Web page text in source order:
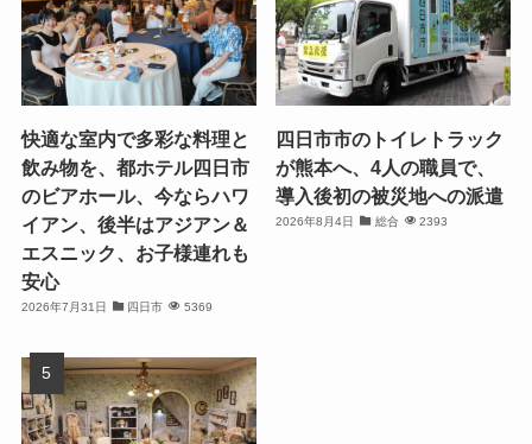
快適な室内で多彩な料理と
飲み物を、都ホテル四日市
のビアホール、今ならハワ
イアン、後半はアジアン＆
エスニック、お子様連れも
安心
2026年7月31日 四日市 5369
四日市市のトイレトラック
が熊本へ、4人の職員で、
導入後初の被災地への派遣
2026年8月4日 総合 2393